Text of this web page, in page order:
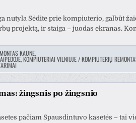
prieš 3 metų
paliko tik
Šis
nutyla Sėdite prie kompiuterio, galbūt
projektą, ir staiga – juodas ekranas.
KAUNE,
,KOMPIUTERIAI VILNIUJE / KOMPIUTERIŲ
žingsnis po žingsnio
pačiam Spausdintuvo kasetės – tai